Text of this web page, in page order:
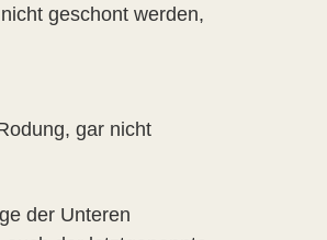
geschont werden,
gar nicht
der Unteren